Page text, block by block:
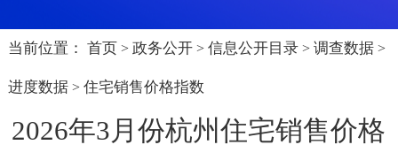
当前位置： 首页 > 政务公开 > 信息公开目录 > 调查数据 >
进度数据 > 住宅销售价格指数
2026年3月份杭州住宅销售价格